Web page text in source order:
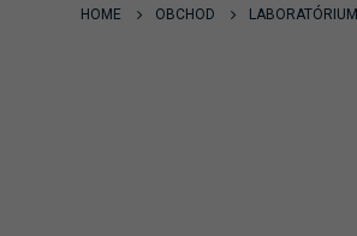
HOME OBCHOD LABORATÓRIUM